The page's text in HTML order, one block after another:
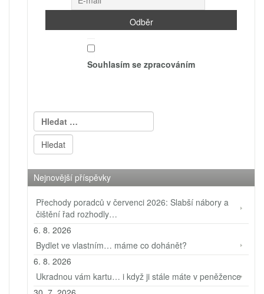
Souhlasím se zpracováním
Vyhledávání
Nejnovější příspěvky
Přechody poradců v červenci 2026: Slabší nábory a
čištění řad rozhodly…
6. 8. 2026
Bydlet ve vlastním… máme co dohánět?
6. 8. 2026
Ukradnou vám kartu… i když ji stále máte v peněžence